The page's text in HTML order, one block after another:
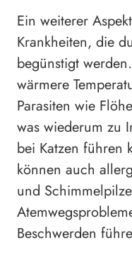
Ein weiterer
Krankheiten, die
begünstigt
wärmere
Parasiten wie
was wiederum zu
bei Katzen führen
können auch
und
Beschwerden